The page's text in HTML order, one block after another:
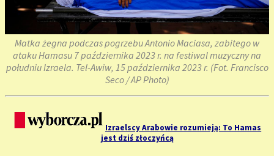
Matka żegna podczas pogrzebu Antonio Maciasa, zabitego w
ataku Hamasu 7 października 2023 r. na festiwal muzyczny na
południu Izraela. Tel-Awiw, 15 października 2023 r. (Fot. Francisco
Seco / AP Photo)
Izraelscy Arabowie rozumieją: To Hamas
jest dziś złoczyńcą